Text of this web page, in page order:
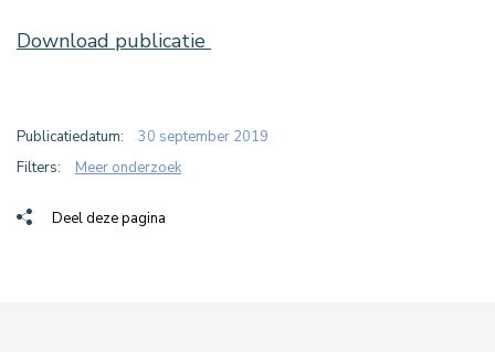
Download publicatie
Publicatiedatum:
30 september 2019
Filters:
Meer onderzoek
Deel deze pagina